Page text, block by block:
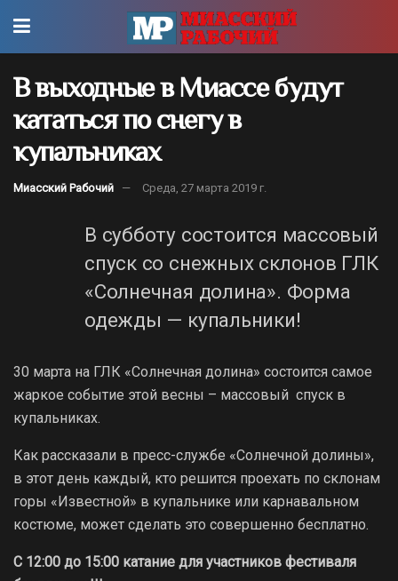
В выходные в Миассе будут
кататься по снегу в
купальниках
Миасский Рабочий Среда, 27 марта 2019 г.
В субботу состоится массовый
спуск со снежных склонов ГЛК
«Солнечная долина». Форма
одежды — купальники!
30 марта на ГЛК «Солнечная долина» состоится самое
жаркое событие этой весны – массовый спуск в
купальниках.
Как рассказали в пресс-службе «Солнечной долины»,
в этот день каждый, кто решится проехать по склонам
горы «Известной» в купальнике или карнавальном
костюме, может сделать это совершенно бесплатно.
С 12:00 до 15:00 катание для участников фестиваля